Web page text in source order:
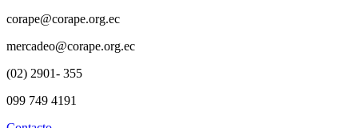
corape@corape.org.ec
mercadeo@corape.org.ec
(02) 2901- 355
099 749 4191